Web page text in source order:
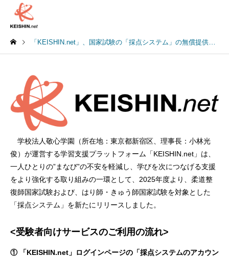
「KEISHIN.net」、国家試験の「採点システム」の無償提供を決定～柔道整復師国家試験およびはり師・きゅう師国家試験後の不安と空白を解消する新たな学び支援～
学校法人敬心学園（所在地：東京都新宿区、理事長：小林光
俊）が運営する学習支援プラットフォーム「KEISHIN.net」は、
一人ひとりの”まなび”の不安を軽減し、学びを次につなげる支援
をより強化する取り組みの一環として、2025年度より、柔道整
復師国家試験および、はり師・きゅう師国家試験を対象とした
「採点システム」を新たにリリースしました。
<受験者向けサービスのご利用の流れ>
① 「KEISHIN.net」ログインページの「採点システムのアカウン